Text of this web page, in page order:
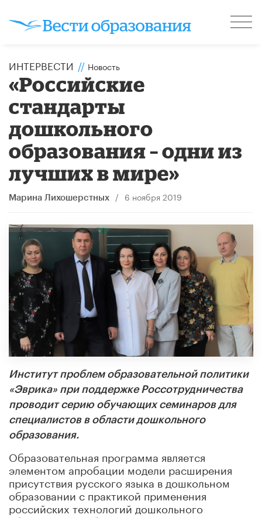
ИНТЕРВЕСТИ // Новость
«Российские
стандарты
дошкольного
образования – одни из
лучших в мире»
Марина Лихошерстных / 6 ноября 2019
Институт проблем образовательной политики
«Эврика» при поддержке Россотрудничества
проводит серию обучающих семинаров для
специалистов в области дошкольного
образования.
Образовательная программа является
элементом апробации модели расширения
присутствия русского языка в дошкольном
образовании с практикой применения
российских технологий дошкольного